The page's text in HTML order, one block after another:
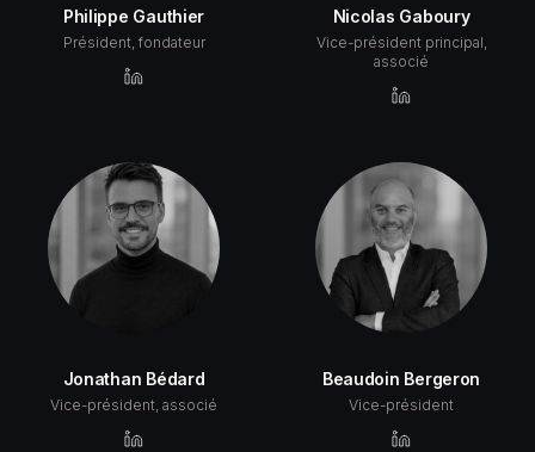
Philippe Gauthier
Président, fondateur
Nicolas Gaboury
Vice-président principal,
associé
Jonathan Bédard
Vice-président, associé
Beaudoin Bergeron
Vice-président